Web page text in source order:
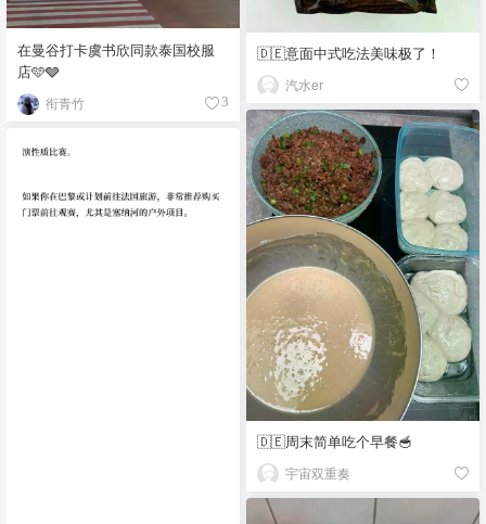
在曼谷打卡虞书欣同款泰国校服
店🩵🩶
衔青竹 3
🇩🇪意面中式吃法美味极了！
汽水er
🇩🇪周末简单吃个早餐🥣
宇宙双重奏